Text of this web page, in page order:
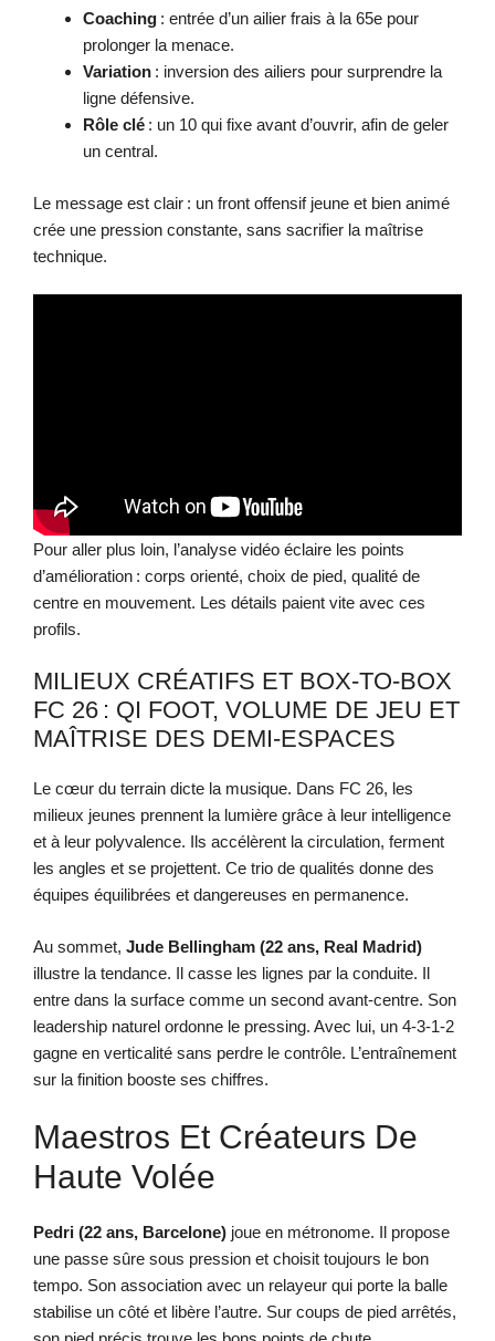
Coaching : entrée d’un ailier frais à la 65e pour
prolonger la menace.
Variation : inversion des ailiers pour surprendre la
ligne défensive.
Rôle clé : un 10 qui fixe avant d’ouvrir, afin de geler
un central.
Le message est clair : un front offensif jeune et bien animé
crée une pression constante, sans sacrifier la maîtrise
technique.
Pour aller plus loin, l’analyse vidéo éclaire les points
d’amélioration : corps orienté, choix de pied, qualité de
centre en mouvement. Les détails paient vite avec ces
profils.
MILIEUX CRÉATIFS ET BOX-TO-BOX
FC 26 : QI FOOT, VOLUME DE JEU ET
MAÎTRISE DES DEMI-ESPACES
Le cœur du terrain dicte la musique. Dans FC 26, les
milieux jeunes prennent la lumière grâce à leur intelligence
et à leur polyvalence. Ils accélèrent la circulation, ferment
les angles et se projettent. Ce trio de qualités donne des
équipes équilibrées et dangereuses en permanence.
Au sommet, Jude Bellingham (22 ans, Real Madrid)
illustre la tendance. Il casse les lignes par la conduite. Il
entre dans la surface comme un second avant-centre. Son
leadership naturel ordonne le pressing. Avec lui, un 4-3-1-2
gagne en verticalité sans perdre le contrôle. L’entraînement
sur la finition booste ses chiffres.
Maestros Et Créateurs De
Haute Volée
Pedri (22 ans, Barcelone) joue en métronome. Il propose
une passe sûre sous pression et choisit toujours le bon
tempo. Son association avec un relayeur qui porte la balle
stabilise un côté et libère l’autre. Sur coups de pied arrêtés,